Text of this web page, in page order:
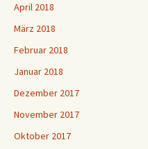
April 2018
März 2018
Februar 2018
Januar 2018
Dezember 2017
November 2017
Oktober 2017